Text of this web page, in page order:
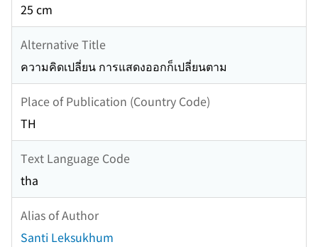
25 cm
Alternative Title
ความคิดเปลี่ยน การแสดงออกก็เปลี่ยนตาม
Place of Publication (Country Code)
TH
Text Language Code
tha
Alias of Author
Santi Leksukhum